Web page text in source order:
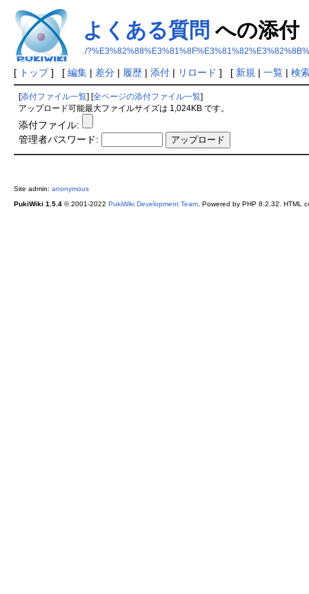
よくある質問 への添付
./
[ トップ] [ 編集| 差分| 履歴| 添付| リロード ] [ 新規 | 一覧| 検
添付ファイル一覧 全ページの添付ファイル一覧
アップロード可能最大ファイルサイズは 1,024KB です。
添付ファイル:
管理者パスワード:
Site admin: anonymous
PukiWiki 1.5.4© 2001-2022 PukiWiki Development Team. Powered by PHP 8.2.32. HTML